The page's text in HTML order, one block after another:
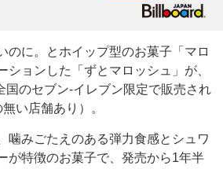
に。とホイップ型のお菓子「マロ
ションした「ずとマロッシュ」が、
国のセブン-イレブン限定で販売され
い店舗あり）。
みごたえのある弾力食感とシュワ
が特徴のお菓子で、発売から1年半